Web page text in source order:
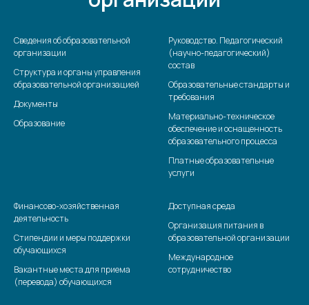
Сведения об образовательной
организации
Структура и органы управления
образовательной организацией
Документы
Образование
Руководство. Педагогический
(научно-педагогический)
состав
Образовательные стандарты и
требования
Материально-техническое
обеспечение и оснащенность
образовательного процесса
Платные образовательные
услуги
Финансово-хозяйственная
деятельность
Стипендии и меры поддержки
обучающихся
Вакантные места для приема
(перевода) обучающихся
Доступная среда
Организация питания в
образовательной организации
Международное
сотрудничество